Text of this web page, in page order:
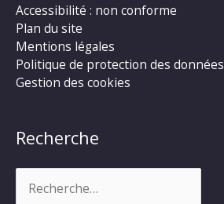
Accessibilité : non conforme
Plan du site
Mentions légales
Politique de protection des données
Gestion des cookies
Recherche